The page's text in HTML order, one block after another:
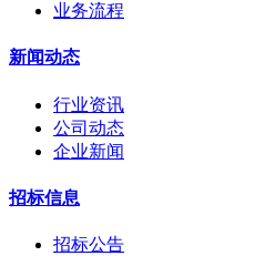
业务流程
新闻动态
行业资讯
公司动态
企业新闻
招标信息
招标公告